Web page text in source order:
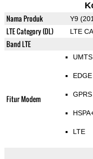
Nama Produk Y9
LTE Category (DL) LTE
Band LTE
Fitur Modem
UMTS
EDGE
GPRS
LTE